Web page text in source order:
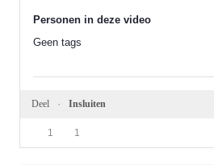
Personen in deze video
Geen tags
Deel Insluiten
1 1